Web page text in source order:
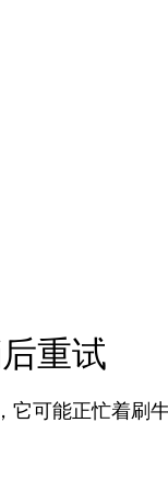
重试
它可能正忙着刷